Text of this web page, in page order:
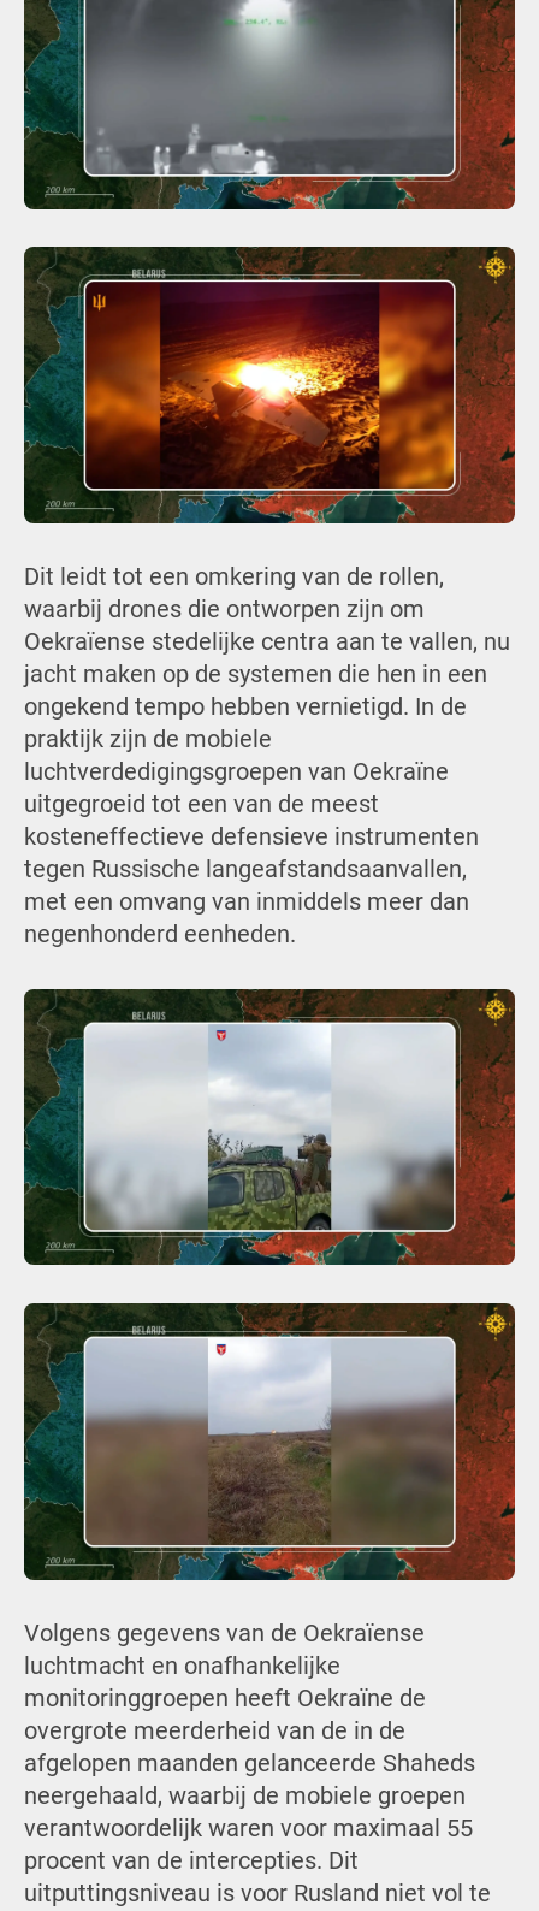
Dit leidt tot een omkering van de rollen,
waarbij drones die ontworpen zijn om
Oekraïense stedelijke centra aan te vallen, nu
jacht maken op de systemen die hen in een
ongekend tempo hebben vernietigd. In de
praktijk zijn de mobiele
luchtverdedigingsgroepen van Oekraïne
uitgegroeid tot een van de meest
kosteneffectieve defensieve instrumenten
tegen Russische langeafstandsaanvallen,
met een omvang van inmiddels meer dan
negenhonderd eenheden.
Volgens gegevens van de Oekraïense
luchtmacht en onafhankelijke
monitoringgroepen heeft Oekraïne de
overgrote meerderheid van de in de
afgelopen maanden gelanceerde Shaheds
neergehaald, waarbij de mobiele groepen
verantwoordelijk waren voor maximaal 55
procent van de intercepties. Dit
uitputtingsniveau is voor Rusland niet vol te